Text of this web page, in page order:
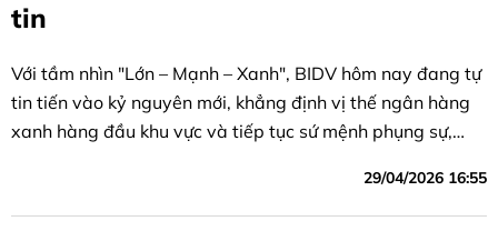
tin
Với tầm nhìn "Lớn – Mạnh – Xanh", BIDV hôm nay đang tự
tin tiến vào kỷ nguyên mới, khẳng định vị thế ngân hàng
xanh hàng đầu khu vực và tiếp tục sứ mệnh phụng sự,
29/04/2026 16:55